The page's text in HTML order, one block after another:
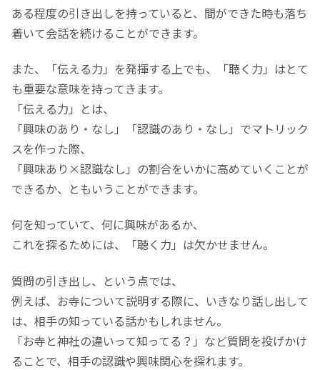
ある程度の引き出しを持っていると、間ができた時も落ち
着いて会話を続けることができます。
また、「伝える力」を発揮する上でも、「聴く力」はとて
も重要な意味を持ってきます。
「伝える力」とは、
「興味のあり・なし」「認識のあり・なし」でマトリック
スを作った際、
「興味あり×認識なし」の割合をいかに高めていくことが
できるか、ともいうことができます。
何を知っていて、何に興味があるか、
これを探るためには、「聴く力」は欠かせません。
質問の引き出し、という点では、
例えば、お寺について説明する際に、いきなり話し出して
は、相手の知っている話かもしれません。
「お寺と神社の違いって知ってる？」など質問を投げかけ
ることで、相手の認識や興味関心を探れます。